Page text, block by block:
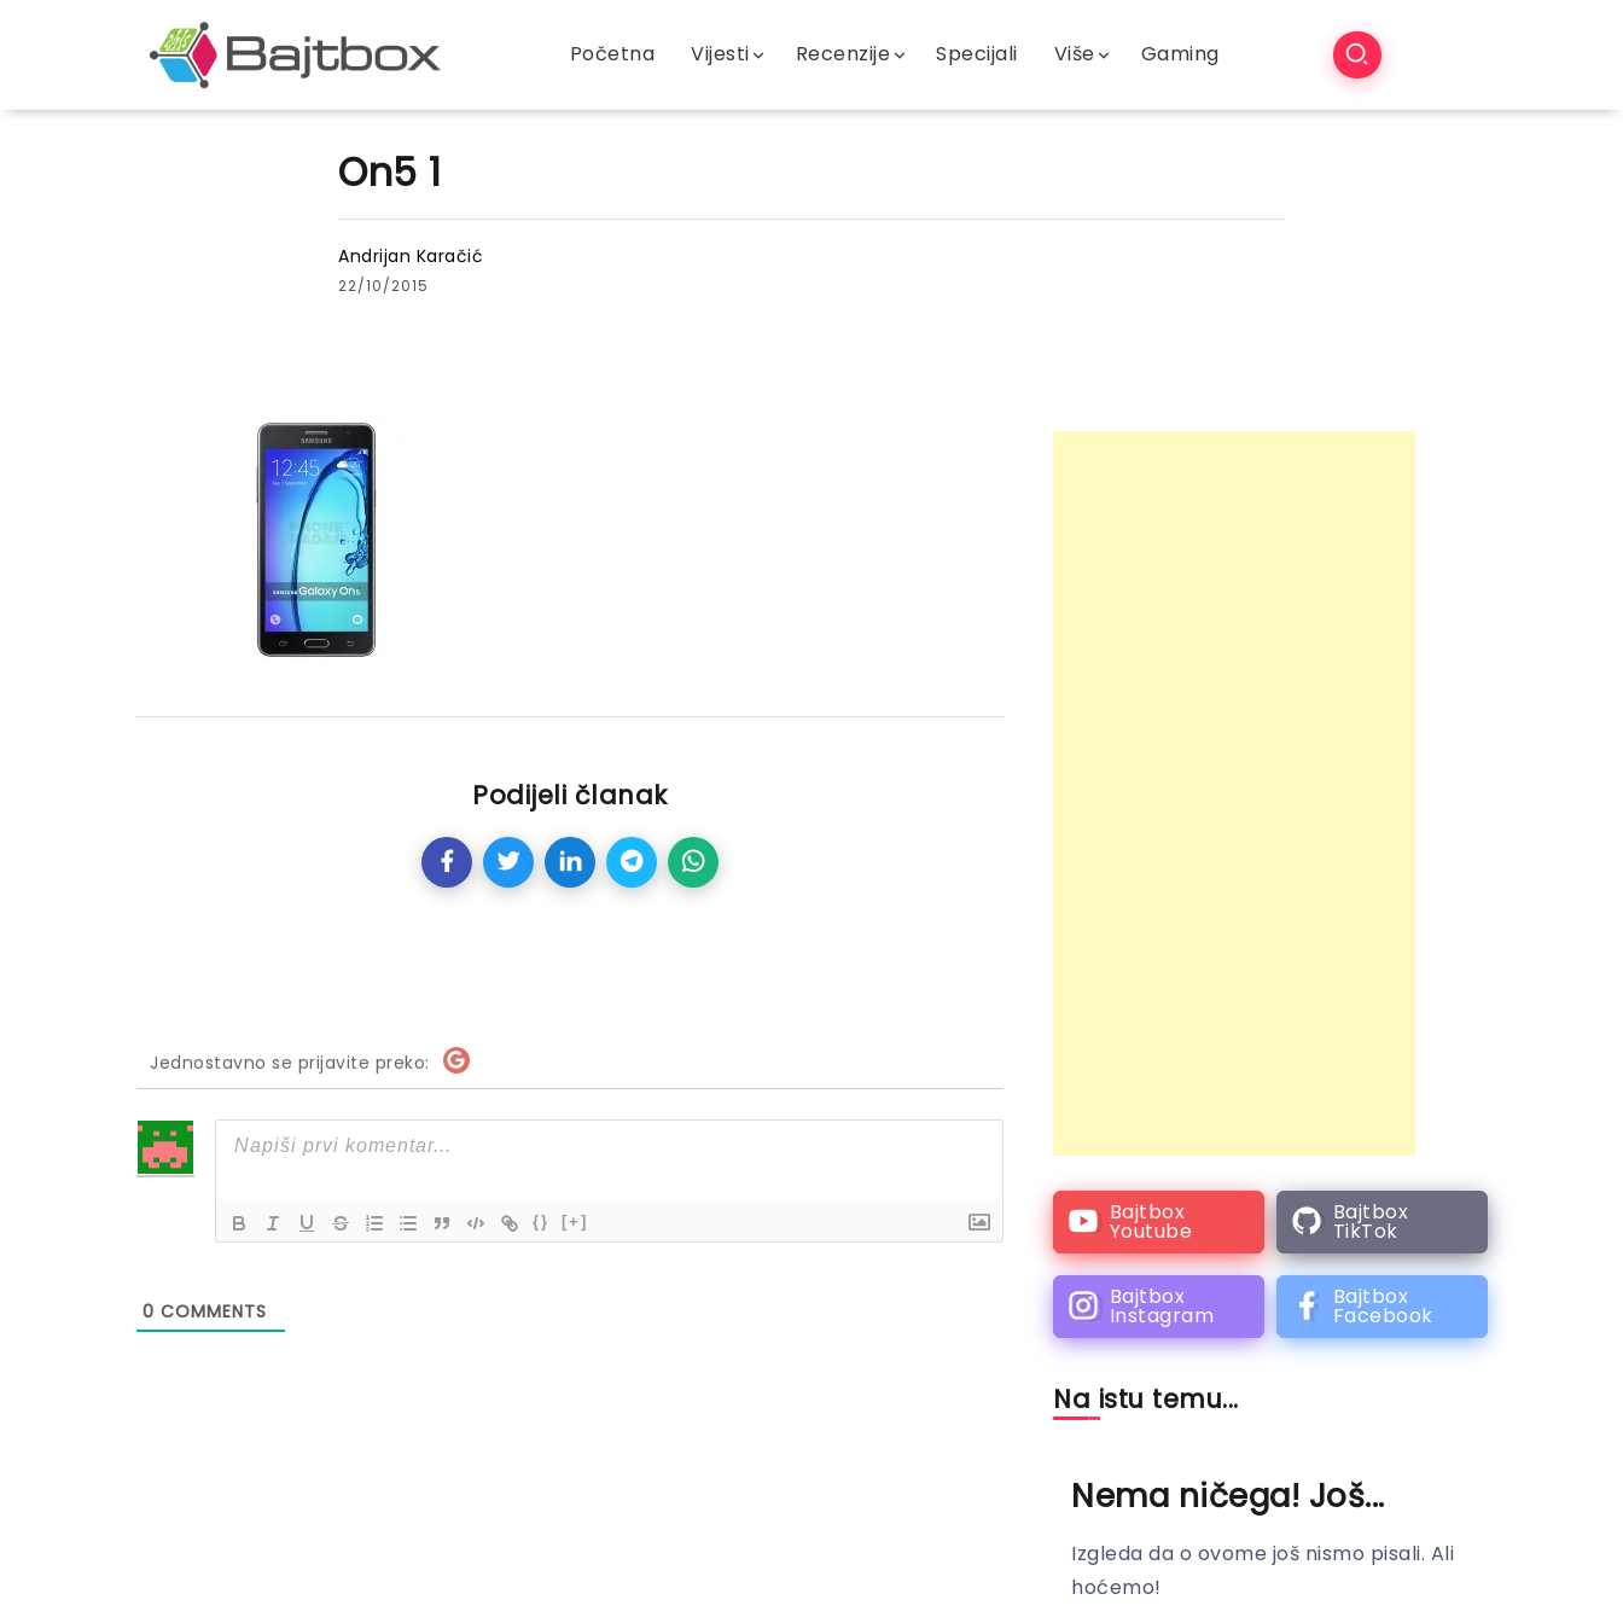
Početna Vijesti Recenzije Specijali Više Gaming
On5 1
Andrijan Karačić
22/10/2015
Podijeli članak
Jednostavno se prijavite preko:
{} [+]
0 COMMENTS
Bajtbox
Youtube
Bajtbox
TikTok
Bajtbox
Instagram
Bajtbox
Facebook
Na istu temu...
Nema ničega! Još...
Izgleda da o ovome još nismo pisali. Ali
hoćemo!